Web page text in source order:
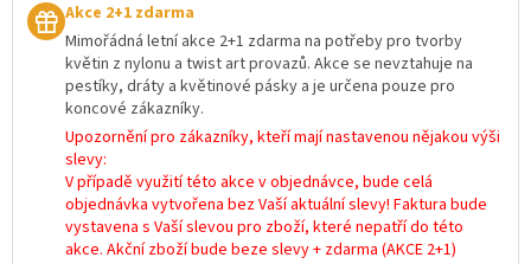
Akce 2+1 zdarma
Mimořádná letní akce 2+1 zdarma na potřeby pro tvorby
květin z nylonu a twist art provazů. Akce se nevztahuje na
pestíky, dráty a květinové pásky a je určena pouze pro
koncové zákazníky.
Upozornění pro zákazníky, kteří mají nastavenou nějakou výši
slevy:
V případě využití této akce v objednávce, bude celá
objednávka vytvořena bez Vaší aktuální slevy! Faktura bude
vystavena s Vaší slevou pro zboží, které nepatří do této
akce. Akční zboží bude beze slevy + zdarma (AKCE 2+1)